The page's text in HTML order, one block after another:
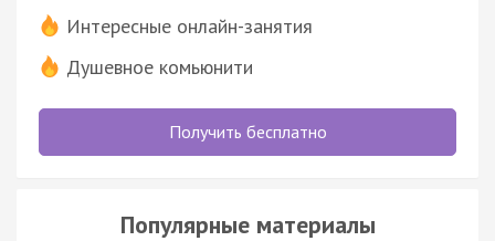
Интересные онлайн-занятия
Душевное комьюнити
Получить бесплатно
Популярные материалы